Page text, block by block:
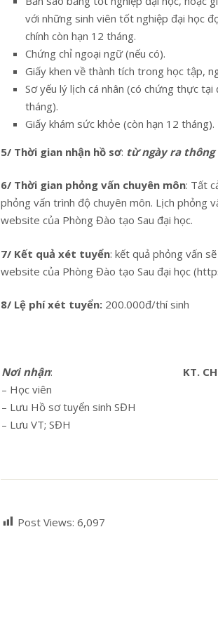
với những sinh viên tốt nghiệp đại học
chính còn hạn 12 tháng.
Chứng chỉ ngoại ngữ (nếu có).
Giấy khen về thành tích trong học tập,
Sơ yếu lý lịch cá nhân (có chứng thực
tháng).
Giấy khám sức khỏe (còn hạn 12 tháng).
5/ Thời gian nhận hồ sơ: từ ngày ra thông
6/ Thời gian phỏng vấn chuyên môn: Tất
phỏng vấn trình độ chuyên môn. Lịch phỏng
website của Phòng Đào tạo Sau đại học.
7/ Kết quả xét tuyển: kết quả phỏng vấn
website của Phòng Đào tạo Sau đại học
8/ Lệ phí xét tuyển: 200.000đ/thí sinh
Nơi nhận:
– Học viên
– Lưu Hồ sơ tuyển sinh SĐH
– Lưu VT; SĐH
KT.
Post Views: 6,097